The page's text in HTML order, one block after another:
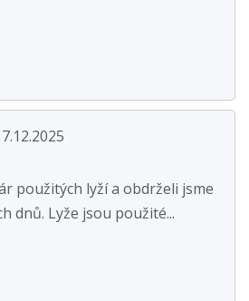
použitých lyží a obdrželi jsme
dnů. Lyže jsou použité...